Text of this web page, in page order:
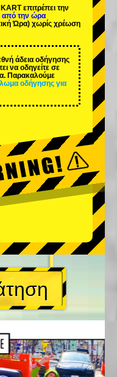
επιτρέπει την
από την ώρα
Ώρα) χωρίς χρέωση
άδεια οδήγησης
να οδηγείτε σε
Παρακαλούμε
οδήγησης για